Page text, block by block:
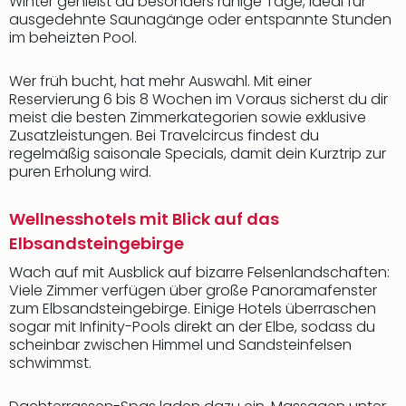
ausgedehnte Saunagänge oder entspannte Stunden
im beheizten Pool.
Wer früh bucht, hat mehr Auswahl. Mit einer
Reservierung 6 bis 8 Wochen im Voraus sicherst du dir
meist die besten Zimmerkategorien sowie exklusive
Zusatzleistungen. Bei Travelcircus findest du
regelmäßig saisonale Specials, damit dein Kurztrip zur
puren Erholung wird.
Wellnesshotels mit Blick auf das
Elbsandsteingebirge
Wach auf mit Ausblick auf bizarre Felsenlandschaften:
Viele Zimmer verfügen über große Panoramafenster
zum Elbsandsteingebirge. Einige Hotels überraschen
sogar mit Infinity-Pools direkt an der Elbe, sodass du
scheinbar zwischen Himmel und Sandsteinfelsen
schwimmst.